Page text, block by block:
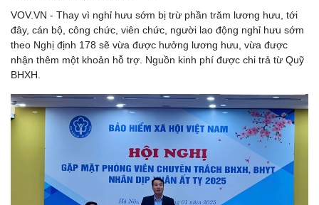
VOV.VN - Thay vì nghỉ hưu sớm bị trừ phần trăm lương hưu, tới
đây, cán bộ, công chức, viên chức, người lao động nghỉ hưu sớm
theo Nghị định 178 sẽ vừa được hưởng lương hưu, vừa được
nhận thêm một khoản hỗ trợ. Nguồn kinh phí được chi trả từ Quỹ
BHXH.